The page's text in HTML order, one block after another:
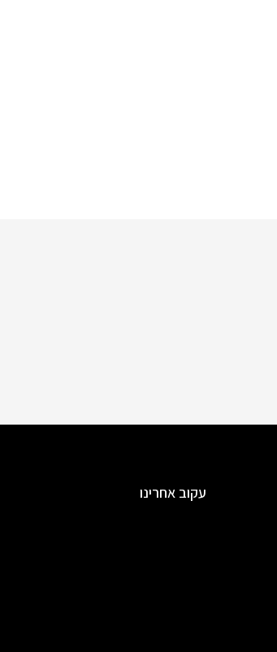
עקוב אחרינו